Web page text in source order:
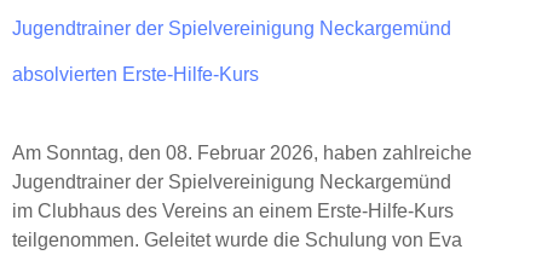
Jugendtrainer der Spielvereinigung Neckargemünd
absolvierten Erste-Hilfe-Kurs
Am Sonntag, den 08. Februar 2026, haben zahlreiche
Jugendtrainer der Spielvereinigung Neckargemünd
im Clubhaus des Vereins an einem Erste-Hilfe-Kurs
teilgenommen. Geleitet wurde die Schulung von Eva